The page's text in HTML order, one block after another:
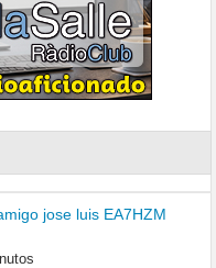
jose luis EA7HZM